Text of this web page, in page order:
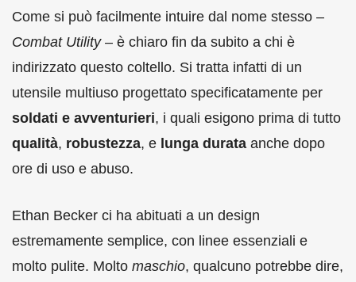
Come si può facilmente intuire dal nome stesso –
Combat Utility– è chiaro fin da subito a chi è
indirizzato questo coltello. Si tratta infatti di un
utensile multiuso progettato specificatamente per
soldati e avventurieri, i quali esigono prima di tutto
qualità, robustezza, e lunga durata anche dopo
ore di uso e abuso.
Ethan Becker ci ha abituati a un design
estremamente semplice, con linee essenziali e
molto pulite. Molto maschio, qualcuno potrebbe dire,